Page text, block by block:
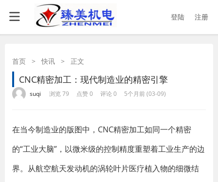
登陆 注册
首页 > 快讯 > 正文
CNC精密加工：现代制造业的精密引擎
suqi 浏览 79 点赞 0 评论 0 5个月前 (03-09)
在当今制造业的版图中，CNC精密加工如同一个精密
的“工业大脑”，以微米级的控制精度重塑着工业生产的边
界。从航空航天发动机的涡轮叶片医疗植入物的细微结